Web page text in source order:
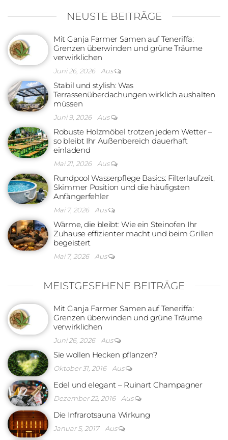
NEUSTE BEITRÄGE
Mit Ganja Farmer Samen auf Teneriffa:
Grenzen überwinden und grüne Träume
verwirklichen
Juni 26, 2026 Aus
Stabil und stylish: Was
Terrassenüberdachungen wirklich aushalten
müssen
Juni 9, 2026 Aus
Robuste Holzmöbel trotzen jedem Wetter –
so bleibt Ihr Außenbereich dauerhaft
einladend
Mai 21, 2026 Aus
Rundpool Wasserpflege Basics: Filterlaufzeit,
Skimmer Position und die häufigsten
Anfängerfehler
Mai 7, 2026 Aus
Wärme, die bleibt: Wie ein Steinofen Ihr
Zuhause effizienter macht und beim Grillen
begeistert
Mai 7, 2026 Aus
MEISTGESEHENE BEITRÄGE
Mit Ganja Farmer Samen auf Teneriffa:
Grenzen überwinden und grüne Träume
verwirklichen
Juni 26, 2026 Aus
Sie wollen Hecken pflanzen?
Oktober 31, 2016 Aus
Edel und elegant – Ruinart Champagner
Dezember 22, 2016 Aus
Die Infrarotsauna Wirkung
Januar 5, 2017 Aus